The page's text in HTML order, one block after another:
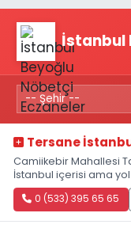
İstanbul
Tersane
Camiikebir Mahallesi
İstanbul içerisi ama
0 (533) 395 65 65